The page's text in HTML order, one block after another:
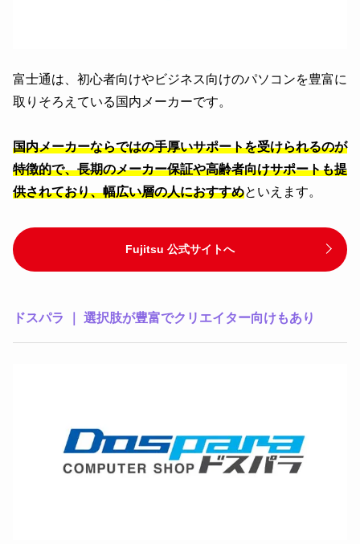
富士通は、初心者向けやビジネス向けのパソコンを豊富に
取りそろえている国内メーカーです。
国内メーカーならではの手厚いサポートを受けられるのが
特徴的で、長期のメーカー保証や高齢者向けサポートも提
供されており、幅広い層の人におすすめといえます。
Fujitsu 公式サイトへ
ドスパラ ｜ 選択肢が豊富でクリエイター向けもあり